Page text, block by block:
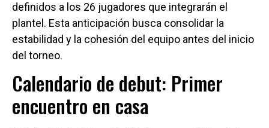
definidos a los 26 jugadores que integrarán el
plantel. Esta anticipación busca consolidar la
estabilidad y la cohesión del equipo antes del inicio
del torneo.
Calendario de debut: Primer
encuentro en casa